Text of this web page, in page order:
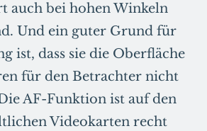
auch bei hohen Winkeln
Und ein guter Grund für
ist, dass sie die Oberfläche
für den Betrachter nicht
AF-Funktion ist auf den
Videokarten recht